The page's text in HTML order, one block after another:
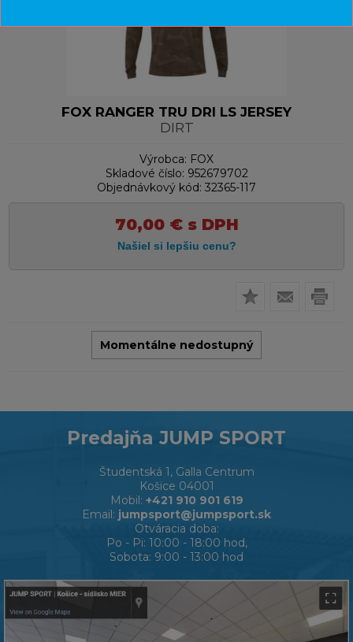
FOX RANGER TRU DRI LS JERSEY
DIRT
Výrobca: FOX
Skladové číslo: 952679702
Objednávkový kód: 32365-117
70,00 €s DPH
Momentálne nedostupný
Predajňa JUMP SPORT
Študentská 1, Galla Centrum
Košice 04001
Mobil: +421 910 901 619
Email: jumpsport@jumpsport.sk
Otváracia doba:
Po - Pi: 10:00 - 18:00 hod,
Sobota: 9:00 - 13:00 hod